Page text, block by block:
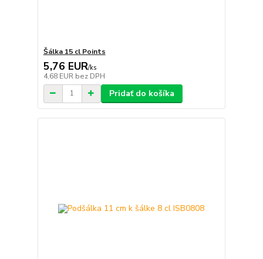
Šálka 15 cl Points
5,76 EUR/ks
4,68 EUR bez DPH
Pridať do košíka